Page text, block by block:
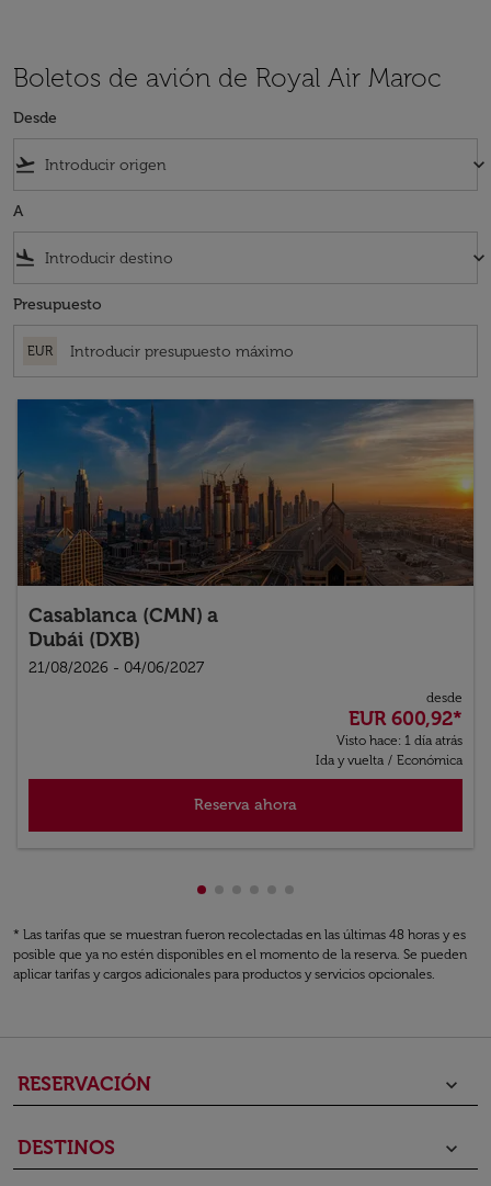
Boletos de avión de Royal Air Maroc
Desde
flight_takeoff keyboard_arrow_down
A
flight_land keyboard_arrow_down
Presupuesto
EUR
Casablanca (CMN) a
Dubái (DXB)
21/08/2026 - 04/06/2027
desde
EUR 600,92*
Visto hace: 1 día atrás
Ida y vuelta / Económica
Reserva ahora
Mostrando cmp-pagination-
* Las tarifas que se muestran fueron recolectadas en las últimas 48 horas y es
posible que ya no estén disponibles en el momento de la reserva. Se pueden
aplicar tarifas y cargos adicionales para productos y servicios opcionales.
RESERVACIÓN keyboard_arrow_down
DESTINOS keyboard_arrow_down